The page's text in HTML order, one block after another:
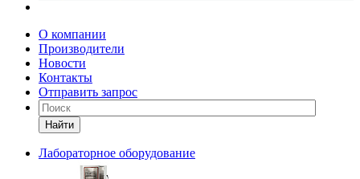
О компании
Производители
Новости
Контакты
Отправить запрос
Найти
Лабораторное оборудование